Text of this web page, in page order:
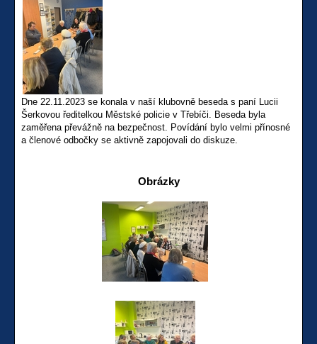
Dne 22.11.2023 se konala v naší klubovně beseda s paní Lucii
Šerkovou ředitelkou Městské policie v Třebíči. Beseda byla
zaměřena převážně na bezpečnost. Povídání bylo velmi přínosné
a členové odbočky se aktivně zapojovali do diskuze.
Obrázky